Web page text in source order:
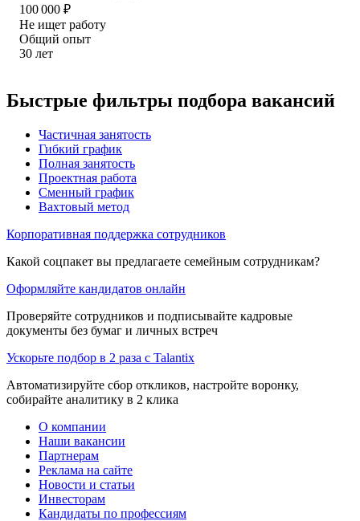
100 000 ₽
Не ищет работу
Общий опыт
30 лет
Быстрые фильтры подбора вакансий
Частичная занятость
Гибкий график
Полная занятость
Проектная работа
Сменный график
Вахтовый метод
Корпоративная поддержка сотрудников
Какой соцпакет вы предлагаете семейным сотрудникам?
Оформляйте кандидатов онлайн
Проверяйте сотрудников и подписывайте кадровые
документы без бумаг и личных встреч
Ускорьте подбор в 2 раза с Talantix
Автоматизируйте сбор откликов, настройте воронку,
собирайте аналитику в 2 клика
О компании
Наши вакансии
Партнерам
Реклама на сайте
Новости и статьи
Инвесторам
Кандидаты по профессиям